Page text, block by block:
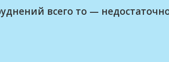
всего то —